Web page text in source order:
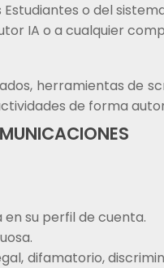
o del
IA o a cualquier
herramientas de
de forma
su perfil de cuenta.
difamatorio,